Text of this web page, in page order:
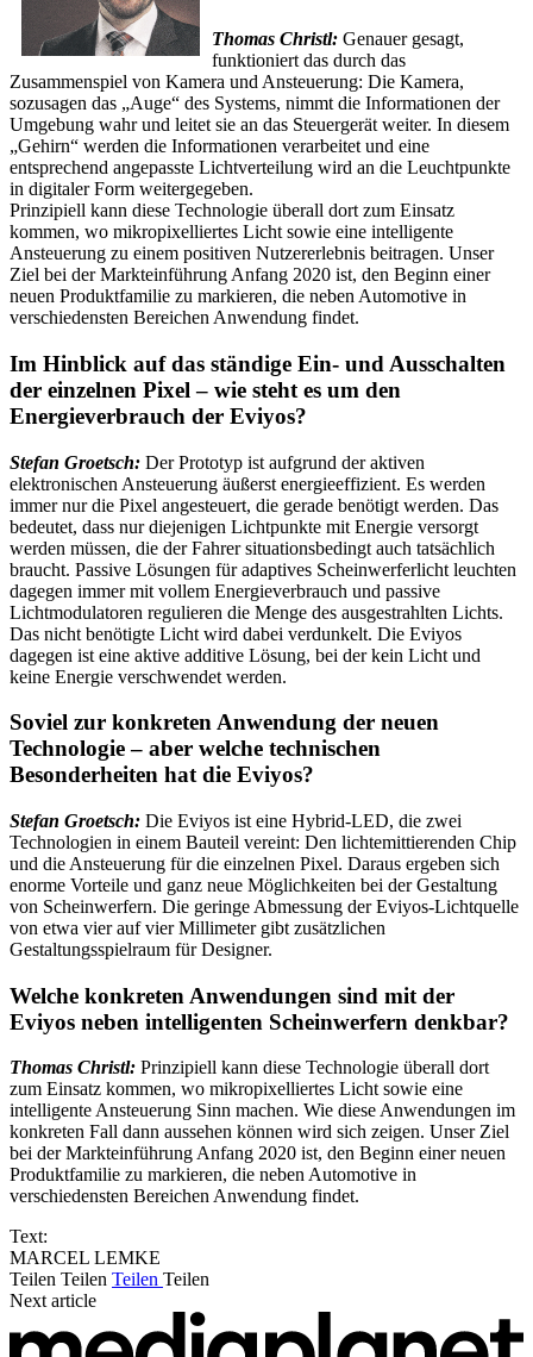
Thomas Christl: Genauer gesagt,
funktioniert das durch das
Zusammenspiel von Kamera und Ansteuerung: Die Kamera,
sozusagen das „Auge“ des Systems, nimmt die Informationen der
Umgebung wahr und leitet sie an das Steuergerät weiter. In diesem
„Gehirn“ werden die Informationen verarbeitet und eine
entsprechend angepasste Lichtverteilung wird an die Leuchtpunkte
in digitaler Form weitergegeben.
Prinzipiell kann diese Technologie überall dort zum Einsatz
kommen, wo mikropixelliertes Licht sowie eine intelligente
Ansteuerung zu einem positiven Nutzererlebnis beitragen. Unser
Ziel bei der Markteinführung Anfang 2020 ist, den Beginn einer
neuen Produktfamilie zu markieren, die neben Automotive in
verschiedensten Bereichen Anwendung findet.
Im Hinblick auf das ständige Ein- und Ausschalten
der einzelnen Pixel – wie steht es um den
Energieverbrauch der Eviyos?
Stefan Groetsch: Der Prototyp ist aufgrund der aktiven
elektronischen Ansteuerung äußerst energieeffizient. Es werden
immer nur die Pixel angesteuert, die gerade benötigt werden. Das
bedeutet, dass nur diejenigen Lichtpunkte mit Energie versorgt
werden müssen, die der Fahrer situationsbedingt auch tatsächlich
braucht. Passive Lösungen für adaptives Scheinwerferlicht leuchten
dagegen immer mit vollem Energieverbrauch und passive
Lichtmodulatoren regulieren die Menge des ausgestrahlten Lichts.
Das nicht benötigte Licht wird dabei verdunkelt. Die Eviyos
dagegen ist eine aktive additive Lösung, bei der kein Licht und
keine Energie verschwendet werden.
Soviel zur konkreten Anwendung der neuen
Technologie – aber welche technischen
Besonderheiten hat die Eviyos?
Stefan Groetsch: Die Eviyos ist eine Hybrid-LED, die zwei
Technologien in einem Bauteil vereint: Den lichtemittierenden Chip
und die Ansteuerung für die einzelnen Pixel. Daraus ergeben sich
enorme Vorteile und ganz neue Möglichkeiten bei der Gestaltung
von Scheinwerfern. Die geringe Abmessung der Eviyos-Lichtquelle
von etwa vier auf vier Millimeter gibt zusätzlichen
Gestaltungsspielraum für Designer.
Welche konkreten Anwendungen sind mit der
Eviyos neben intelligenten Scheinwerfern denkbar?
Thomas Christl: Prinzipiell kann diese Technologie überall dort
zum Einsatz kommen, wo mikropixelliertes Licht sowie eine
intelligente Ansteuerung Sinn machen. Wie diese Anwendungen im
konkreten Fall dann aussehen können wird sich zeigen. Unser Ziel
bei der Markteinführung Anfang 2020 ist, den Beginn einer neuen
Produktfamilie zu markieren, die neben Automotive in
verschiedensten Bereichen Anwendung findet.
Text:
MARCEL LEMKE
Teilen Teilen Teilen Teilen
Next article